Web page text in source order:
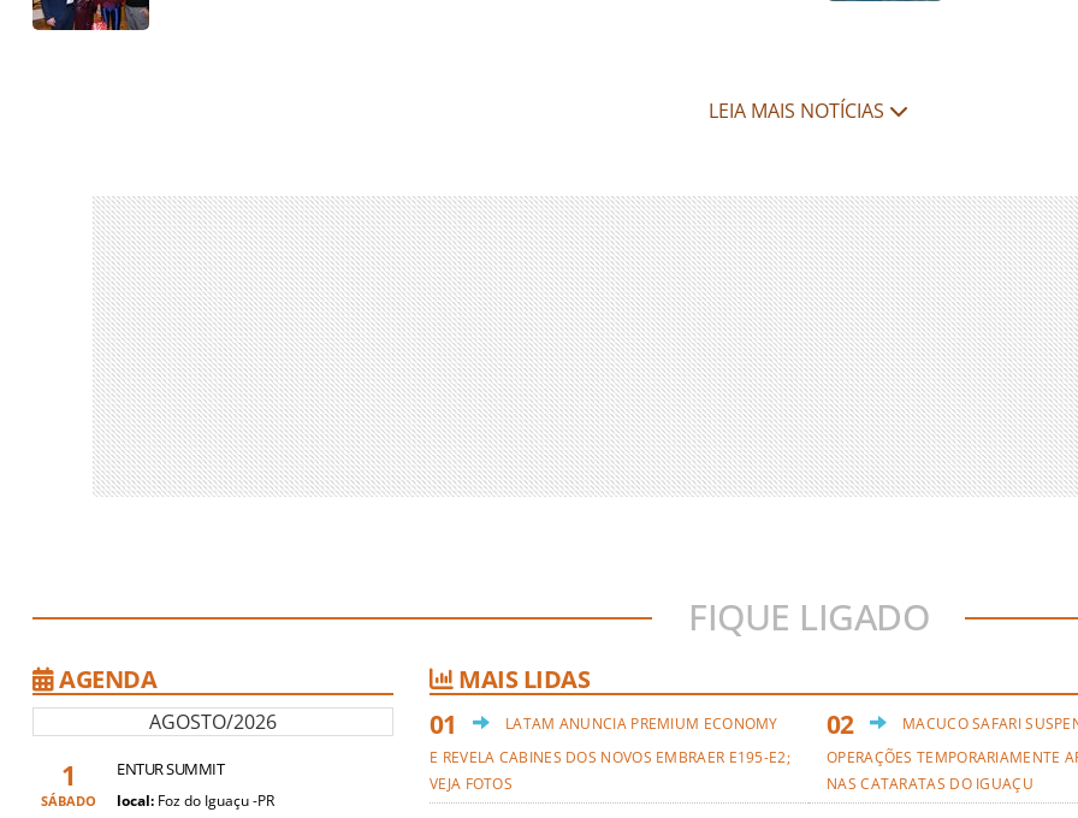
LEIA MAIS NOTÍCIAS
FIQUE LIGADO
AGENDA
AGOSTO/2026
1
SÁBADO
ENTUR SUMMIT
local: Foz do Iguaçu -PR
MAIS LIDAS
LATAM ANUNCIA PREMIUM ECONOMY
E REVELA CABINES DOS NOVOS EMBRAER E195-E2;
VEJA FOTOS
MACUCO SAFARI
OPERAÇÕES TEMPORARIAMENTE
NAS CATARATAS DO IGUAÇU